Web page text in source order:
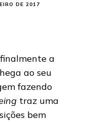
DE 2017
a
ao seu
fazendo
traz uma
bem